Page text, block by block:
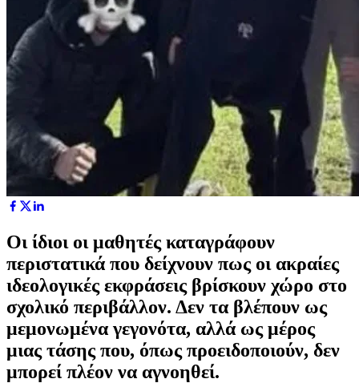
Οι ίδιοι οι μαθητές καταγράφουν
περιστατικά που δείχνουν πως οι ακραίες
ιδεολογικές εκφράσεις βρίσκουν χώρο στο
σχολικό περιβάλλον. Δεν τα βλέπουν ως
μεμονωμένα γεγονότα, αλλά ως μέρος
μιας τάσης που, όπως προειδοποιούν, δεν
μπορεί πλέον να αγνοηθεί.